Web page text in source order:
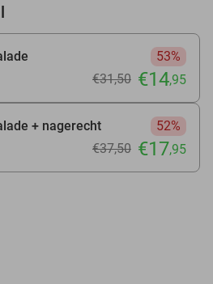
53%
€31,50 €14,95
+ nagerecht
52%
€37,50 €17,95